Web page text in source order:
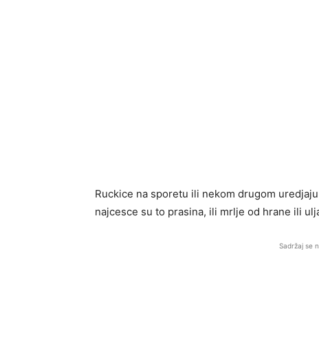
Ruckice na sporetu ili nekom drugom
najcesce su to prasina, ili mrlje od hrane ili
Sadržaj se